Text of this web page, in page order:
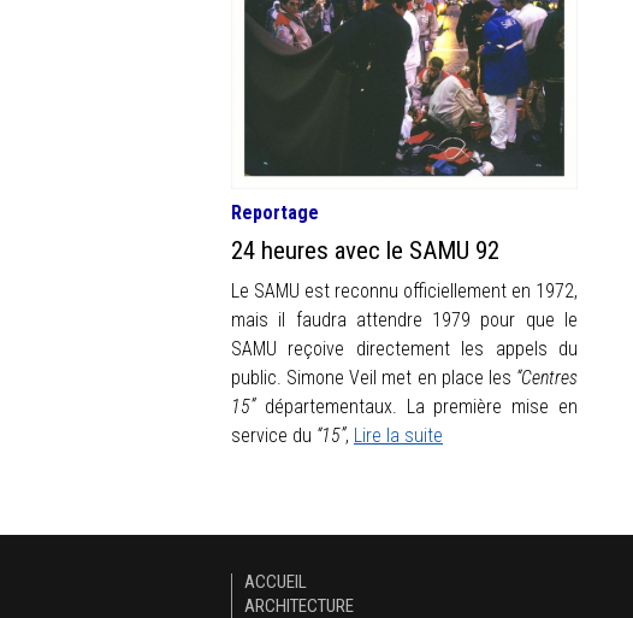
Reportage
24 heures avec le SAMU 92
Le SAMU est reconnu officiellement en 1972,
mais il faudra attendre 1979 pour que le
SAMU reçoive directement les appels du
public. Simone Veil met en place les “Centres
15”départementaux. La première mise en
service du “15”, Lire la suite
ACCUEIL
ARCHITECTURE